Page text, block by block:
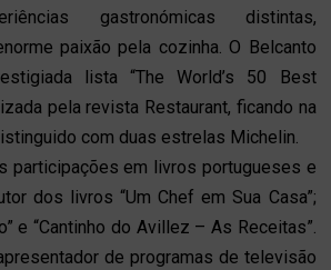
gastronómicas distintas,
paixão pela cozinha. O Belcanto
lista “The World’s 50 Best
pela revista Restaurant, ficando na
com duas estrelas Michelin.
participações em livros portugueses e
dos livros “Um Chef em Sua Casa”;
e “Cantinho do Avillez – As Receitas”.
de programas de televisão